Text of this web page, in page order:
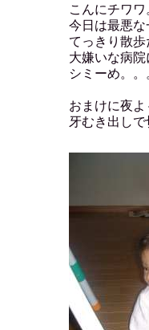
こんにチワワ
今日は最悪
てっきり散
大嫌いな病
シミーめ。
おまけに夜
牙むき出し